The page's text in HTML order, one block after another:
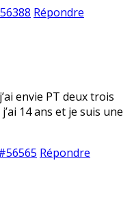
Répondre
envie PT deux trois
14 ans et je suis une
Répondre